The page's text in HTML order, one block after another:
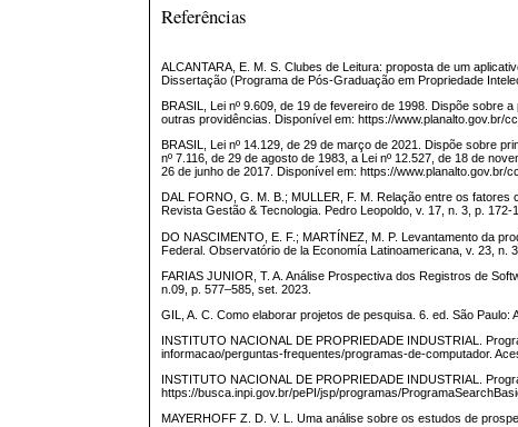
Referências
ALCANTARA, E. M. S. Clubes de Leitura: proposta de um
Dissertação (Programa de Pós-Graduação em Propriedade
BRASIL, Lei nº 9.609, de 19 de fevereiro de 1998. Dispõe sobre
outras providências. Disponível em: https://www.planalto.gov.br/
BRASIL, Lei nº 14.129, de 29 de março de 2021. Dispõe sobre
nº 7.116, de 29 de agosto de 1983, a Lei nº 12.527, de 18 de
26 de junho de 2017. Disponível em: https://www.planalto.gov.br/
DAL FORNO, G. M. B.; MULLER, F. M. Relação entre os
Revista Gestão & Tecnologia. Pedro Leopoldo, v. 17, n. 3, p. 172-
DO NASCIMENTO, E. F.; MARTÍNEZ, M. P. Levantamento da
Federal. Observatório de la Economía Latinoamericana, v. 23, n.
FARIAS JUNIOR, T. A. Análise Prospectiva dos Registros de
n.09, p. 577–585, set. 2023.
GIL, A. C. Como elaborar projetos de pesquisa. 6. ed. São Paulo:
INSTITUTO NACIONAL DE PROPRIEDADE INDUSTRIAL.
informacao/perguntas-frequentes/programas-de-computador.
INSTITUTO NACIONAL DE PROPRIEDADE INDUSTRIAL.
https://busca.inpi.gov.br/pePI/jsp/programas/
MAYERHOFF Z. D. V. L. Uma análise sobre os estudos de